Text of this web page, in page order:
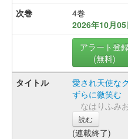
4巻
2026年10月
アラート登
(無料)
愛され天使な
ずらに微笑む
なはりふみ
読む
(連載終了)